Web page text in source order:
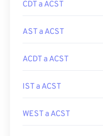
CDT a ACST
AST a ACST
ACDT a ACST
IST a ACST
WEST a ACST